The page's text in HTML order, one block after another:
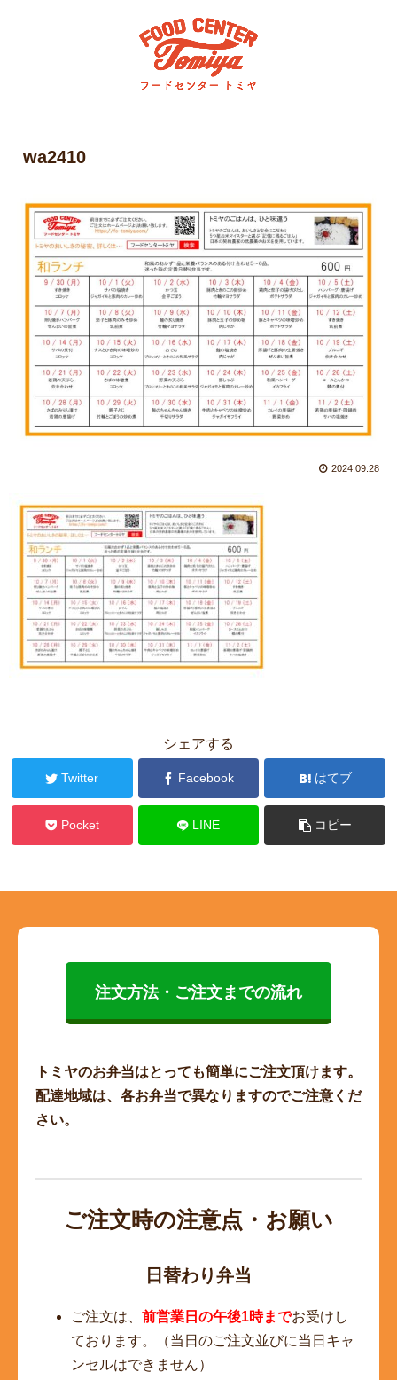
wa2410
2024.09.28
シェアする
Twitter Facebook はてブ
Pocket LINE コピー
注文方法・ご注文までの流れ
トミヤのお弁当はとっても簡単にご注文頂けます。
配達地域は、各お弁当で異なりますのでご注意くだ
さい。
ご注文時の注意点・お願い
日替わり弁当
ご注文は、 前営業日の午後1時までお受けし
ております。（当日のご注文並びに当日キャ
ンセルはできません）